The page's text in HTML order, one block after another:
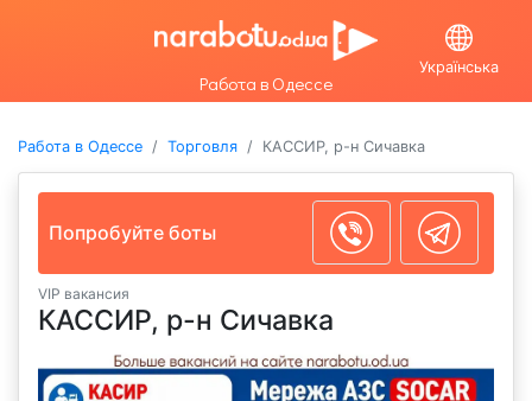
Работа в Одессе
Українська
Работа в Одессе Торговля КАССИР, р-н Сичавка
Попробуйте боты
VIP вакансия
КАССИР, р-н Сичавка